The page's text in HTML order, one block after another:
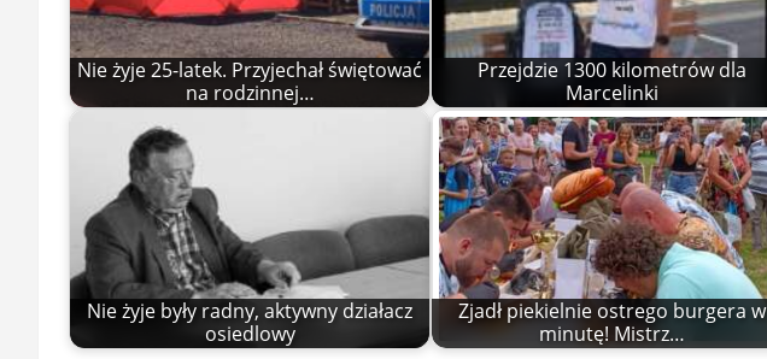
Nie żyje 25-latek. Przyjechał świętować
na rodzinnej…
Przejdzie 1300 kilometrów dla
Marcelinki
Nie żyje były radny, aktywny działacz
osiedlowy
Zjadł piekielnie ostrego burgera w
minutę! Mistrz…